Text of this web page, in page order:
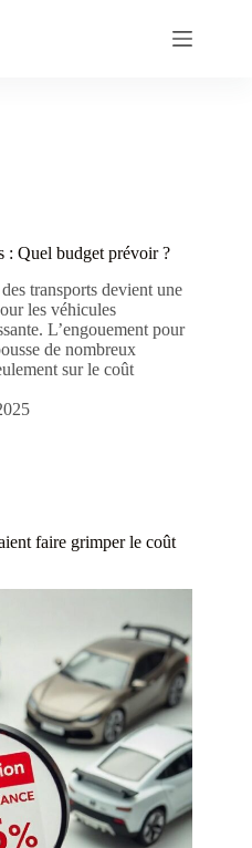
: Quel budget prévoir ?
transports devient une
les véhicules
L’engouement pour
de nombreux
sur le coût
faire grimper le coût